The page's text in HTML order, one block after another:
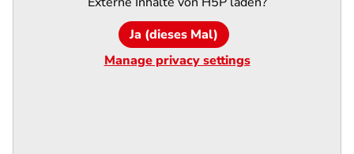
Ja (dieses Mal)
Manage privacy settings